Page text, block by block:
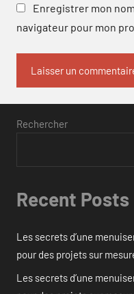
Enregistrer mon
navigateur pour mon
Rechercher
Recent Posts
Les secrets d’une
pour des projets sur
Les secrets d’une